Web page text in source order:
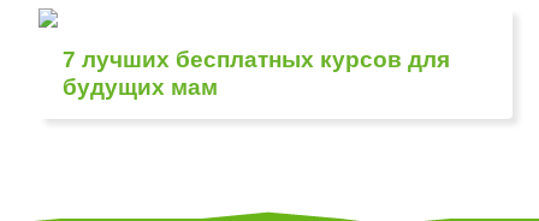
7 лучших бесплатных курсов для
будущих мам